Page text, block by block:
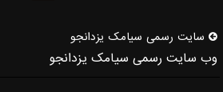
سایت رسمی سیامك یزدانجو
وب سایت رسمی سیامک یزدانجو